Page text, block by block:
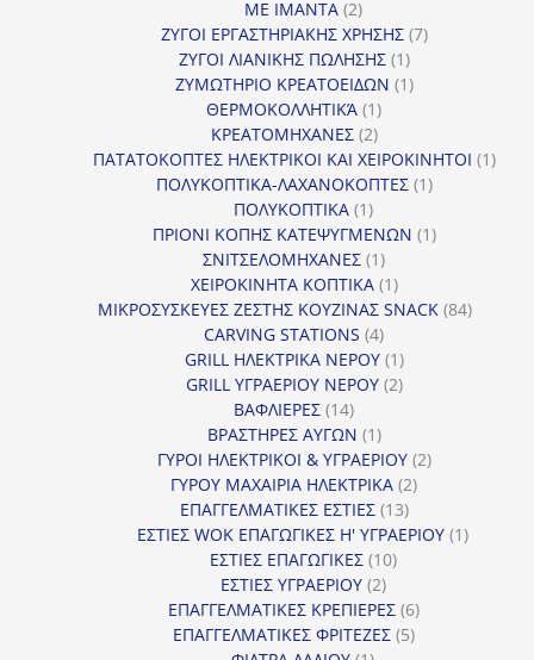
ΜΕ ΙΜΑΝΤΑ 22
προϊόντα
ΖΥΓΟΙ ΕΡΓΑΣΤΗΡΙΑΚΗΣ ΧΡΗΣΗΣ 77
ΖΥΓΟΙ ΛΙΑΝΙΚΗΣ ΠΩΛΗΣΗΣ 11
προϊόν
ΖΥΜΩΤΗΡΙΟ ΚΡΕΑΤΟΕΙΔΩΝ 11
ΘΕΡΜΟΚΟΛΛΗΤΙΚΆ 11
προϊόν
ΚΡΕΑΤΟΜΗΧΑΝΕΣ 22
προϊόντα
ΠΑΤΑΤΟΚΟΠΤΕΣ ΗΛΕΚΤΡΙΚΟΙ ΚΑΙ ΧΕΙΡΟΚΙΝΗΤΟΙ 11
ΠΟΛΥΚΟΠΤΙΚΑ-ΛΑΧΑΝΟΚΟΠΤΕΣ 11
ΠΟΛΥΚΟΠΤΙΚΑ 11
προϊόν
ΠΡΙΟΝΙ ΚΟΠΗΣ ΚΑΤΕΨΥΓΜΕΝΩΝ 11
ΣΝΙΤΣΕΛΟΜΗΧΑΝΕΣ 11
προϊόν
ΧΕΙΡΟΚΙΝΗΤΑ ΚΟΠΤΙΚΑ 11
προϊόν
ΜΙΚΡΟΣΥΣΚΕΥΕΣ ΖΕΣΤΗΣ ΚΟΥΖΙΝΑΣ SNACK 8484
CARVING STATIONS 44
προϊόντα
GRILL ΗΛΕΚΤΡΙΚΑ ΝΕΡΟΥ 11
προϊόν
GRILL ΥΓΡΑΕΡΙΟΥ ΝΕΡΟΥ 22
ΒΑΦΛΙΕΡΕΣ 1414
προϊόντα
ΒΡΑΣΤΗΡΕΣ ΑΥΓΩΝ 11
προϊόν
ΓΥΡΟΙ ΗΛΕΚΤΡΙΚΟΙ & ΥΓΡΑΕΡΙΟΥ 22
ΓΥΡΟΥ ΜΑΧΑΙΡΙΑ ΗΛΕΚΤΡΙΚΑ 22
ΕΠΑΓΓΕΛΜΑΤΙΚΕΣ ΕΣΤΙΕΣ 1313
προϊόντα
ΕΣΤΙΕΣ WOK ΕΠΑΓΩΓΙΚΕΣ Η' ΥΓΡΑΕΡΙΟΥ 11
ΕΣΤΙΕΣ ΕΠΑΓΩΓΙΚΕΣ 1010
ΕΣΤΙΕΣ ΥΓΡΑΕΡΙΟΥ 22
προϊόντα
ΕΠΑΓΓΕΛΜΑΤΙΚΕΣ ΚΡΕΠΙΕΡΕΣ 66
προϊόντα
ΕΠΑΓΓΕΛΜΑΤΙΚΕΣ ΦΡΙΤΕΖΕΣ 55